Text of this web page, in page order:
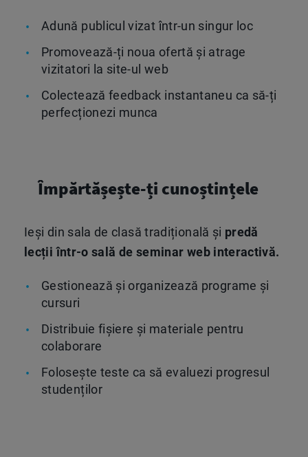
Adună publicul vizat într-un singur loc
Promovează-ți noua ofertă și atrage
vizitatori la site-ul web
Colectează feedback instantaneu ca să-ți
perfecționezi munca
Împărtășește-ți cunoștințele
Ieși din sala de clasă tradițională și predă
lecții într-o sală de seminar web interactivă.
Gestionează și organizează programe și
cursuri
Distribuie fișiere și materiale pentru
colaborare
Folosește teste ca să evaluezi progresul
studenților